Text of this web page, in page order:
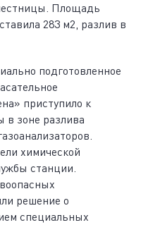
Площадь
283 м2, разлив в
подготовленное
приступило к
в зоне разлива
химической
станции.
решение о
специальных